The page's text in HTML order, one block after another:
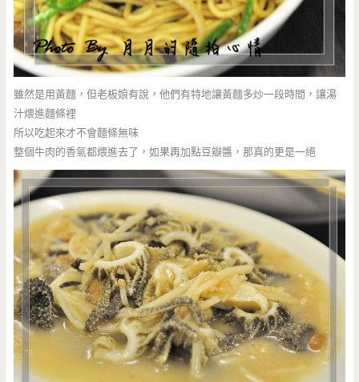
雖然是用黃麵，但老板娘有說，他們有特地讓黃麵多炒一段時間，讓湯
汁煨進麵條裡
所以吃起來才不會麵條無味
整個牛肉的香氣都煨進去了，如果再加點豆瓣醬，那真的更是一絕